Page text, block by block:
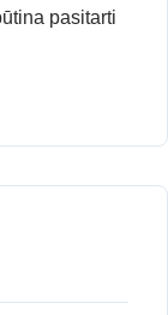
pasitarti